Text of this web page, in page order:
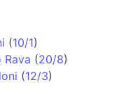
(10/1)
Rava (20/8)
(12/3)